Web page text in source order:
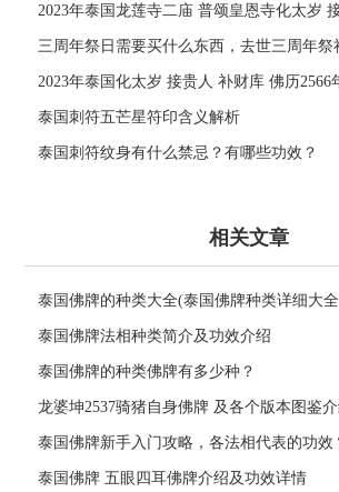
2023年泰国龙莲寺二庙 普颂皇恩寺化太岁
2566年
三周年祭日需要买什么东西，去世三周年祭
2023年泰国化太岁 接贵人 补财库 佛历2566
泰国刺符五芒星符印含义解析
泰国刺符纹身有什么禁忌？有哪些功效？
相关文章
泰国佛牌的种类大全(泰国佛牌种类详细大
泰国佛牌法相种类简介及功效介绍
泰国佛牌的种类佛牌有多少种？
龙婆坤2537骑猪自身佛牌 及各个版本图鉴
泰国佛牌新手入门攻略，各法相代表的功效
泰国佛牌 五眼四耳佛牌介绍及功效详情